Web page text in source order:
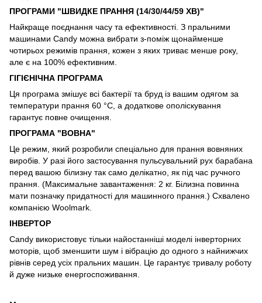
ПРОГРАМИ "ШВИДКЕ ПРАННЯ (14/30/44/59 ХВ)"
Найкраще поєднання часу та ефективності. З пральними
машинами Candy можна вибрати з-поміж щонайменше
чотирьох режимів прання, кожен з яких триває менше року,
але є на 100% ефективним.
ГІГІЄНІЧНА ПРОГРАМА
Ця програма змішує всі бактерії та бруд із вашим одягом за
температури прання 60 °C, а додаткове ополіскування
гарантує повне очищення.
ПРОГРАМА "ВОВНА"
Це режим, який розробили спеціально для прання вовняних
виробів. У разі його застосування пульсувальний рух барабана
перед вашою білизну так само делікатно, як під час ручного
прання. (Максимальне завантаження: 2 кг. Білизна повинна
мати позначку придатності для машинного прання.) Схвалено
компанією Woolmark.
ІНВЕРТОР
Candy використовує тільки найостанніші моделі інверторних
моторів, щоб зменшити шум і вібрацію до одного з найнижчих
рівнів серед усіх пральних машин. Це гарантує тривалу роботу
й дуже низьке енергоспоживання.